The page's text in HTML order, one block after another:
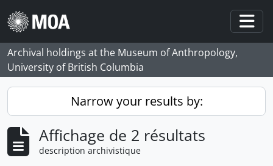
Skip to main content
Archival holdings at the Museum of Anthropology,
University of British Columbia
Narrow your results by:
Affichage de 2 résultats
description archivistique